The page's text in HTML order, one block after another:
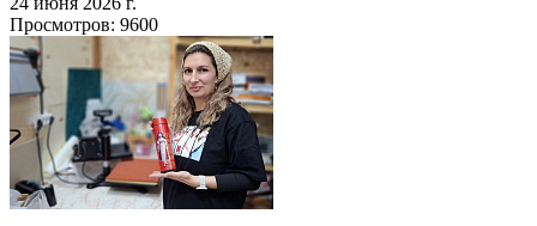
Просмотров: 9600